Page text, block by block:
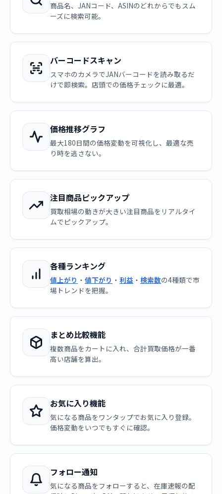
商品名、JANコード、ASINのどれからでもスム
ーズに検索可能。
バーコードスキャン
スマホのカメラでJANバーコードを読み取るだ
けで即検索。店頭での価格チェックに最適。
価格推移グラフ
最大180日間の価格変動を可視化し、最適な売
り時を逃さない。
注目商品ピックアップ
買取相場の動きが大きい注目商品をリアルタイ
ムでピックアップ。
各種ランキング
値上がり ・ 値下がり ・ 利益 ・ 検索数の4種類で市
場トレンドを把握。
まとめ比較機能
複数商品をカートに入れ、合計買取価格が一番
高い店舗を算出。
お気に入り機能
気になる商品をワンタップでお気に入り登録。
価格変動をいつでもすぐに確認。
フォロー通知
気になる商品をフォローすると、在庫速報の配